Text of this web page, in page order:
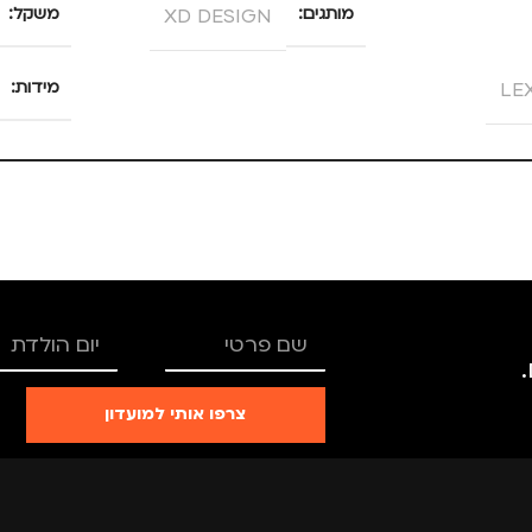
מותגים XD DESIGN משקל
מידות
25 × 13.5 × 4 סנטימטרים
מותגים
מתאים ל
צרפו אותי למועדון